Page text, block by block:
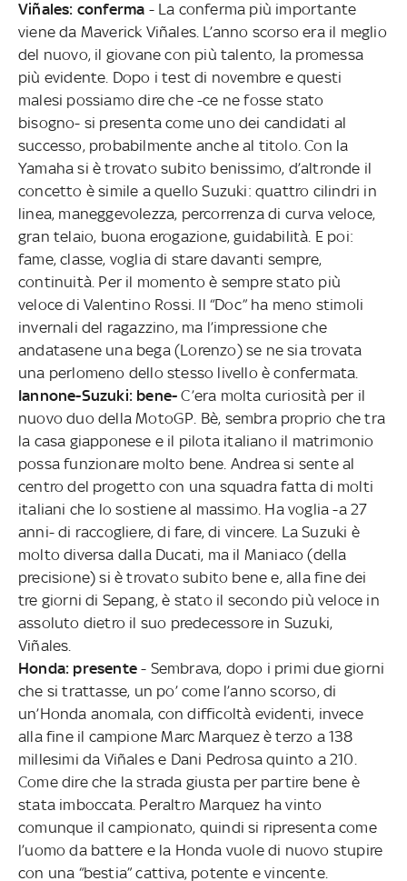
Viñales: conferma - La conferma più importante
viene da Maverick Viñales. L’anno scorso era il meglio
del nuovo, il giovane con più talento, la promessa
più evidente. Dopo i test di novembre e questi
malesi possiamo dire che -ce ne fosse stato
bisogno- si presenta come uno dei candidati al
successo, probabilmente anche al titolo. Con la
Yamaha si è trovato subito benissimo, d’altronde il
concetto è simile a quello Suzuki: quattro cilindri in
linea, maneggevolezza, percorrenza di curva veloce,
gran telaio, buona erogazione, guidabilità. E poi:
fame, classe, voglia di stare davanti sempre,
continuità. Per il momento è sempre stato più
veloce di Valentino Rossi. Il “Doc” ha meno stimoli
invernali del ragazzino, ma l’impressione che
andatasene una bega (Lorenzo) se ne sia trovata
una perlomeno dello stesso livello è confermata.
Iannone-Suzuki: bene-C’era molta curiosità per il
nuovo duo della MotoGP. Bè, sembra proprio che tra
la casa giapponese e il pilota italiano il matrimonio
possa funzionare molto bene. Andrea si sente al
centro del progetto con una squadra fatta di molti
italiani che lo sostiene al massimo. Ha voglia -a 27
anni- di raccogliere, di fare, di vincere. La Suzuki è
molto diversa dalla Ducati, ma il Maniaco (della
precisione) si è trovato subito bene e, alla fine dei
tre giorni di Sepang, è stato il secondo più veloce in
assoluto dietro il suo predecessore in Suzuki,
Viñales.
Honda: presente - Sembrava, dopo i primi due giorni
che si trattasse, un po’ come l’anno scorso, di
un’Honda anomala, con difficoltà evidenti, invece
alla fine il campione Marc Marquez è terzo a 138
millesimi da Viñales e Dani Pedrosa quinto a 210.
Come dire che la strada giusta per partire bene è
stata imboccata. Peraltro Marquez ha vinto
comunque il campionato, quindi si ripresenta come
l’uomo da battere e la Honda vuole di nuovo stupire
con una “bestia” cattiva, potente e vincente.